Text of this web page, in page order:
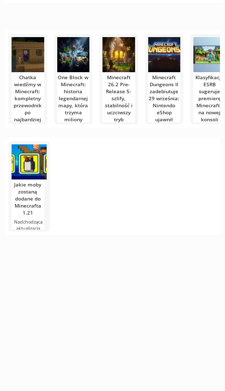
Chatka
wiedźmy w
Minecraft:
kompletny
przewodnik
po
najbardziej
Wędrując po
mglistych
bagnach
Minecrafta,
pewnie
One Block w
Minecraft:
historia
legendarnej
mapy, która
trzyma
miliony
Minecraft
26.2 Pre-
Release 5:
szlify,
stabilność i
uczciwszy
tryb
Minecraft
Dungeons II
zadebiutuje
29 września:
Nintendo
eShop
ujawnił
Klasyfikacja
ESRB
sugeruje
premierę
Minecrafta
na nowej
konsoli
Jakie moby
zostaną
dodane do
Minecrafta
1.21
Nadchodząca
aktualizacja